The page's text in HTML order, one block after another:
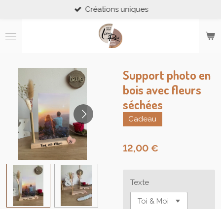
contenu
principal
Créations uniques
Support photo en
bois avec fleurs
séchées
Cadeau
12,00 €
Texte